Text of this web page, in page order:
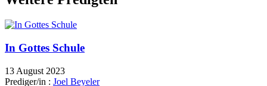
In Gottes Schule
13 August 2023
Prediger/in : Joel Beyeler